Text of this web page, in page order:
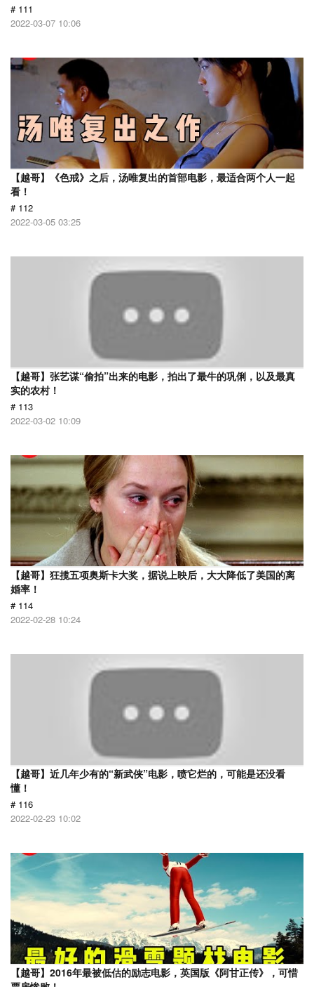
# 111
2022-03-07 10:06
【越哥】《色戒》之后，汤唯复出的首部电影，最适合两个人一起
看！
# 112
2022-03-05 03:25
【越哥】张艺谋“偷拍”出来的电影，拍出了最牛的巩俐，以及最真
实的农村！
# 113
2022-03-02 10:09
【越哥】狂揽五项奥斯卡大奖，据说上映后，大大降低了美国的离
婚率！
# 114
2022-02-28 10:24
【越哥】近几年少有的“新武侠”电影，喷它烂的，可能是还没看
懂！
# 116
2022-02-23 10:02
【越哥】2016年最被低估的励志电影，英国版《阿甘正传》，可惜